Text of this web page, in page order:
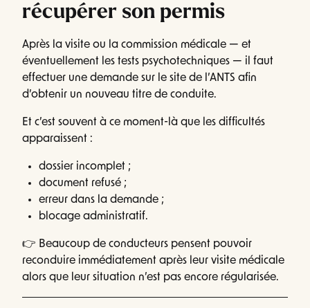
récupérer son permis
Après la visite ou la commission médicale — et
éventuellement les tests psychotechniques — il faut
effectuer une demande sur le site de l’ANTS afin
d’obtenir un nouveau titre de conduite.
Et c’est souvent à ce moment-là que les difficultés
apparaissent :
dossier incomplet ;
document refusé ;
erreur dans la demande ;
blocage administratif.
👉 Beaucoup de conducteurs pensent pouvoir
reconduire immédiatement après leur visite médicale
alors que leur situation n’est pas encore régularisée.